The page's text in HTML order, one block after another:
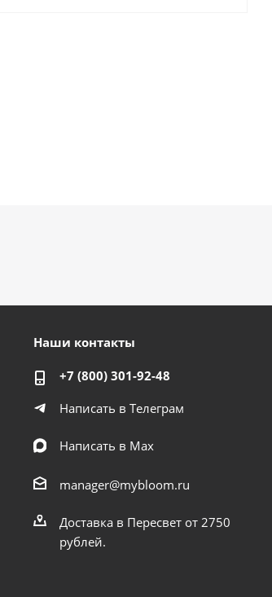
Наши контакты
+7 (800) 301-92-48
Написать в Телеграм
Написать в Мах
manager@mybloom.ru
Доставка в Пересвет от 2750
рублей.